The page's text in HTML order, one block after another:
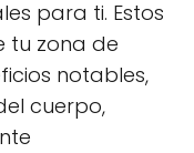
para ti. Estos
tu zona de
notables,
cuerpo,